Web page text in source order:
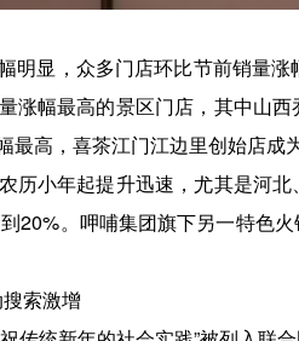
明显，众多门店环比节前销量
涨幅最高的景区门店，其中山
高，喜茶江门江边里创始店成
历小年起提升迅速，尤其是河
20%。呷哺集团旗下另一特色
索激增